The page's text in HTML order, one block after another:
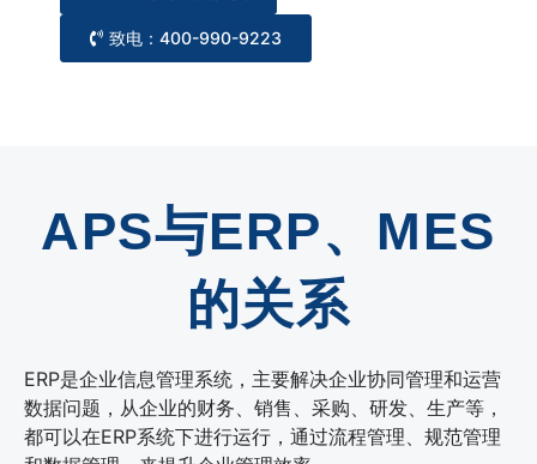
致电：400-990-9223
APS与ERP、MES
的关系
ERP是企业信息管理系统，主要解决企业协同管理和运营
数据问题，从企业的财务、销售、采购、研发、生产等，
都可以在ERP系统下进行运行，通过流程管理、规范管理